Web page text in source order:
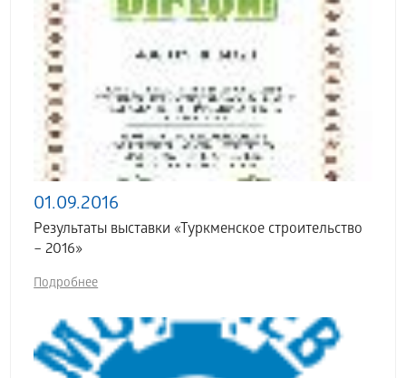
01.09.2016
Результаты выставки «Туркменское строительство
– 2016»
Подробнее